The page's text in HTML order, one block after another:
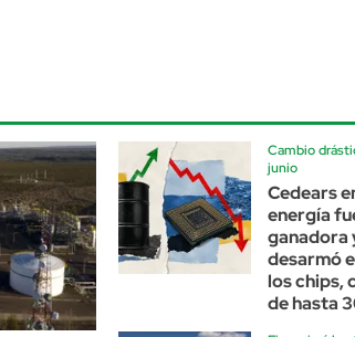
Cambio
junio
Cedears
energía
ganadora
desarmó
los chips,
de hasta